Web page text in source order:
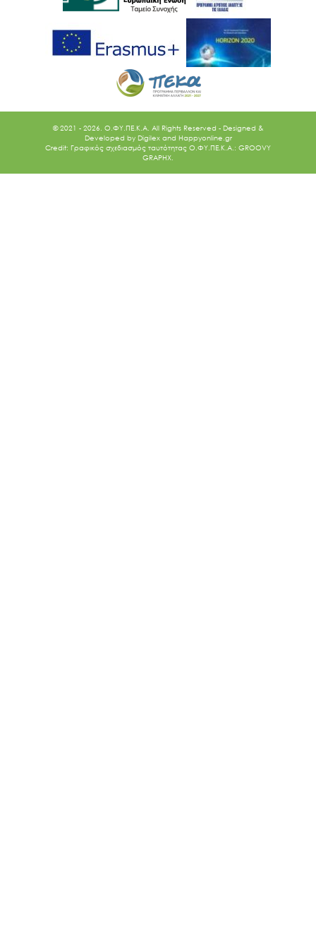
© 2021 - 2026. O.ΦΥ.ΠΕ.Κ.Α. All Rights Reserved - Designed &
Developed by Digilex and Happyonline.gr
Credit: Γραφικός σχεδιασμός ταυτότητας Ο.ΦΥ.ΠΕ.Κ.Α.: GROOVY
GRAPHX.